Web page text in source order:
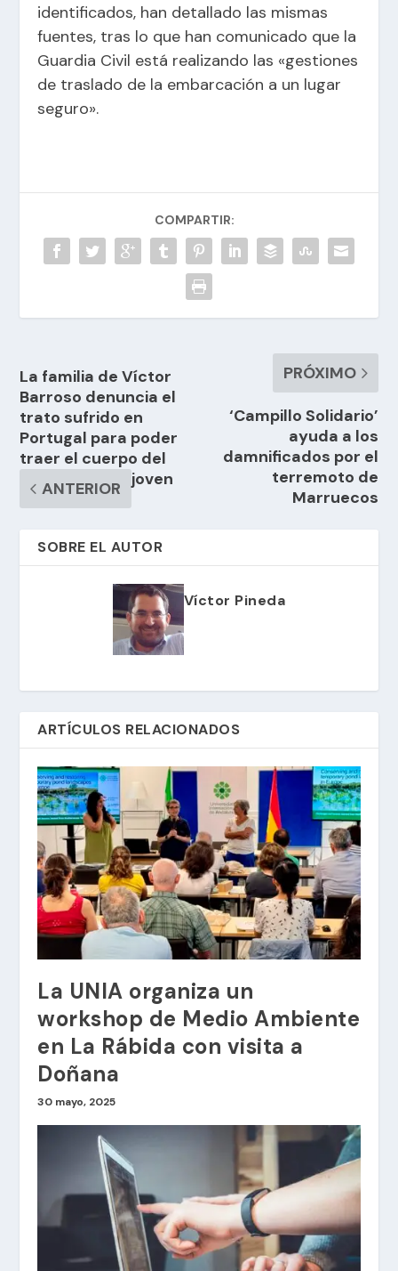
identificados, han detallado las mismas
fuentes, tras lo que han comunicado que la
Guardia Civil está realizando las «gestiones
de traslado de la embarcación a un lugar
seguro».
COMPARTIR:
La familia de Víctor
Barroso denuncia el
trato sufrido en
Portugal para poder
traer el cuerpo del
joven
ANTERIOR
PRÓXIMO
‘Campillo Solidario’
ayuda a los
damnificados por el
terremoto de
Marruecos
SOBRE EL AUTOR
Víctor Pineda
ARTÍCULOS RELACIONADOS
La UNIA organiza un
workshop de Medio Ambiente
en La Rábida con visita a
Doñana
30 mayo, 2025